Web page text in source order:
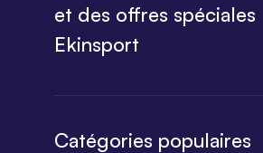
et des offres spéciales
Ekinsport
Catégories populaires